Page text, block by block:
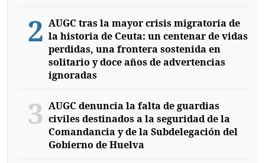
2 AUGC tras la mayor crisis migratoria de
la historia de Ceuta: un centenar de vidas
perdidas, una frontera sostenida en
solitario y doce años de advertencias
ignoradas
3 AUGC denuncia la falta de guardias
civiles destinados a la seguridad de la
Comandancia y de la Subdelegación del
Gobierno de Huelva